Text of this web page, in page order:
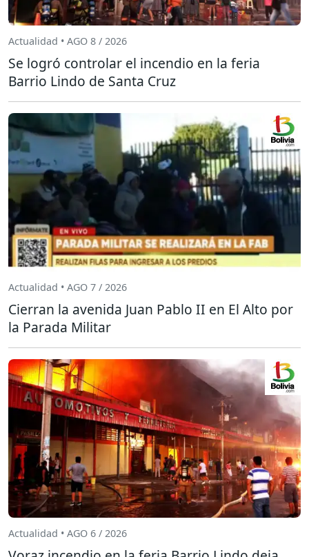
Actualidad • AGO 8 / 2026
Se logró controlar el incendio en la feria
Barrio Lindo de Santa Cruz
Actualidad • AGO 7 / 2026
Cierran la avenida Juan Pablo II en El Alto por
la Parada Militar
Actualidad • AGO 6 / 2026